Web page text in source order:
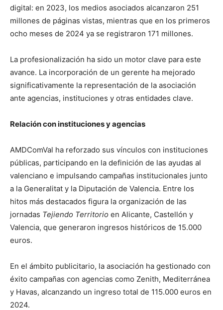
digital: en 2023, los medios asociados alcanzaron 251
millones de páginas vistas, mientras que en los primeros
ocho meses de 2024 ya se registraron 171 millones.
La profesionalización ha sido un motor clave para este
avance. La incorporación de un gerente ha mejorado
significativamente la representación de la asociación
ante agencias, instituciones y otras entidades clave.
Relación con instituciones y agencias
AMDComVal ha reforzado sus vínculos con instituciones
públicas, participando en la definición de las ayudas al
valenciano e impulsando campañas institucionales junto
a la Generalitat y la Diputación de Valencia. Entre los
hitos más destacados figura la organización de las
jornadas Tejiendo Territorio en Alicante, Castellón y
Valencia, que generaron ingresos históricos de 15.000
euros.
En el ámbito publicitario, la asociación ha gestionado con
éxito campañas con agencias como Zenith, Mediterránea
y Havas, alcanzando un ingreso total de 115.000 euros en
2024.